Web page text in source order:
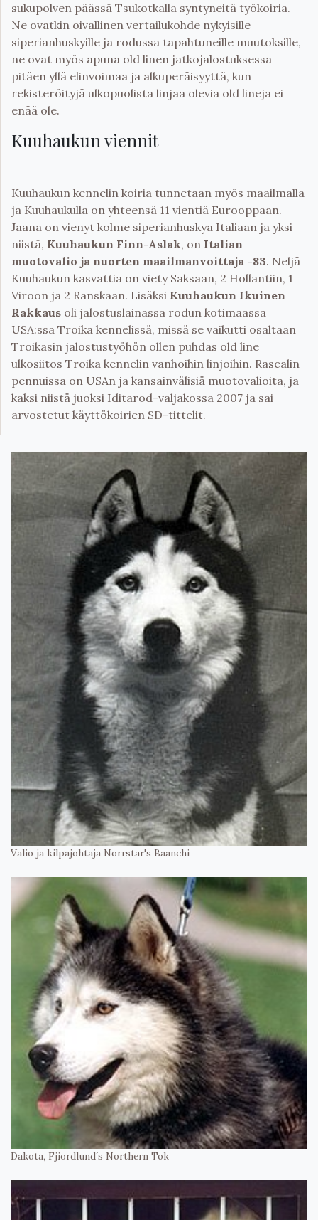
sukupolven päässä Tsukotkalla syntyneitä työkoiria.
Ne ovatkin oivallinen vertailukohde nykyisille
siperianhuskyille ja rodussa tapahtuneille muutoksille,
ne ovat myös apuna old linen jatkojalostuksessa
pitäen yllä elinvoimaa ja alkuperäisyyttä, kun
rekisteröityjä ulkopuolista linjaa olevia old lineja ei
enää ole.
Kuuhaukun viennit
Kuuhaukun kennelin koiria tunnetaan myös maailmalla
ja Kuuhaukulla on yhteensä 11 vientiä Eurooppaan.
Jaana on vienyt kolme siperianhuskya Italiaan ja yksi
niistä, Kuuhaukun Finn-Aslak, on Italian
muotovalio ja nuorten maailmanvoittaja -83. Neljä
Kuuhaukun kasvattia on viety Saksaan, 2 Hollantiin, 1
Viroon ja 2 Ranskaan. Lisäksi Kuuhaukun Ikuinen
Rakkaus oli jalostuslainassa rodun kotimaassa
USA:ssa Troika kennelissä, missä se vaikutti osaltaan
Troikasin jalostustyöhön ollen puhdas old line
ulkosiitos Troika kennelin vanhoihin linjoihin. Rascalin
pennuissa on USAn ja kansainvälisiä muotovalioita, ja
kaksi niistä juoksi Iditarod-valjakossa 2007 ja sai
arvostetut käyttökoirien SD-tittelit.
Valio ja kilpajohtaja Norrstar's Baanchi
Dakota, Fjiordlund´s Northern Tok